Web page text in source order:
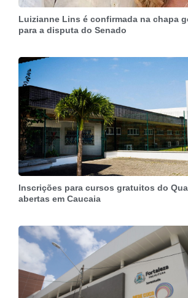
Luizianne Lins é confirmada na chapa
para a disputa do Senado
Inscrições para cursos gratuitos do
abertas em Caucaia